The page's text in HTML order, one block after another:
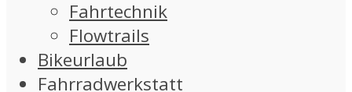
Fahrtechnik
Flowtrails
Bikeurlaub
Fahrradwerkstatt